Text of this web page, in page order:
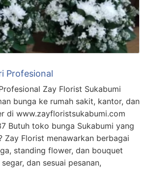
Profesional
Zay Florist Sukabumi
bunga ke rumah sakit, kantor, dan
di www.zayfloristsukabumi.com
Butuh toko bunga Sukabumi yang
Zay Florist menawarkan berbagai
standing flower, dan bouquet
dan sesuai pesanan,